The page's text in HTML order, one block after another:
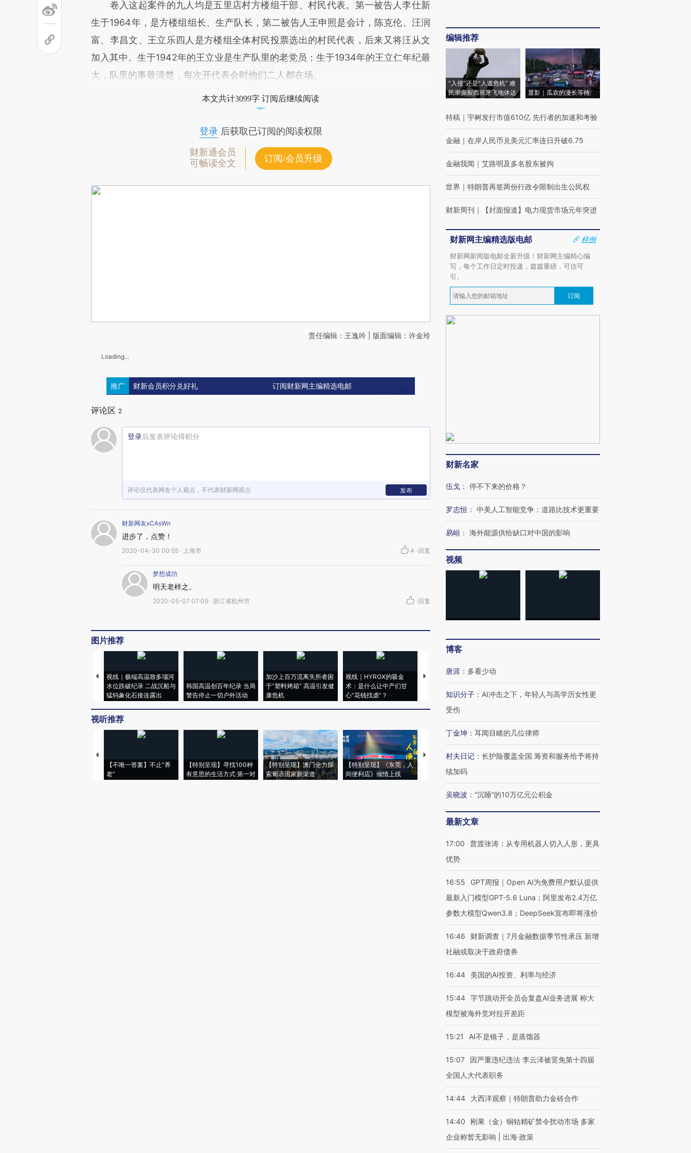
卷入这起案件的九人均是五里店村方楼组干部、村民代表。第一被告人李仕新
生于1964年，是方楼组组长、生产队长，第二被告人王申照是会计，陈克伦、汪润
富、李昌文、王立乐四人是方楼组全体村民投票选出的村民代表，后来又将汪从文
加入其中。生于1942年的王立业是生产队里的老党员；生于1934年的王立仁年纪最
大，队里的事最清楚，每次开代表会时他们二人都在场。
本文共计3099字 订阅后继续阅读
登录后获取已订阅的阅读权限
财新通会员
可畅读全文
订阅/会员升级
责任编辑：王逸吟 | 版面编辑：许金玲
Loading...
推广 财新会员积分兑好礼 订阅财新网主编精选电邮
评论区 2
登录后发表评论得积分
评论仅代表网友个人观点，不代表财新网观点 发布
财新网友xCAsWn
进步了，点赞！
2020-04-30 00:55 · 上海市 4 · 回复
梦想成功
明天老样之。
2020-05-07 07:09 · 浙江省杭州市 · 回复
图片推荐
视线｜极端高温致多瑙河
水位跌破纪录 二战沉船与
猛犸象化石接连露出
韩国高温创百年纪录 当局
警告停止一切户外活动
加沙上百万流离失所者困
于“塑料烤箱” 高温引发健
康危机
视线｜HYROX的吸金
术：是什么让中产们甘
心“花钱找虐”？
马航飞行员跨国走私7万
育部长拱下台
飞地休达
视听推荐
【不唯一答案】不止“养
老”
【特别呈现】寻找100种
有意思的生活方式·第一对
【特别呈现】澳门全力探
索葡语国家新渠道
【特别呈现】《东莞，人
间便利店》倾情上线
【推广】走进第四届链博
【商旅对话】华住集团
编辑推荐
“入侵”还是“人道危机” 难
民潮撕裂西班牙飞地休达
显影｜瓜农的漫长等待
特稿 ｜ 宇树发行市值610亿 先行者的加速和考验
金融 ｜ 在岸人民币兑美元汇率连日升破6.75
金融我闻 ｜ 艾路明及多名股东被拘
世界 ｜ 特朗普再签两份行政令限制出生公民权
财新周刊 ｜ 【封面报道】电力现货市场元年突进
财新网主编精选版电邮
样例
财新网新闻版电邮全新升级！财新网主编精心编
写，每个工作日定时投递，篇篇重磅，可信可
引。
订阅
财新名家
伍戈 ： 停不下来的价格？
罗志恒 ： 中美人工智能竞争：道路比技术更重要
易峘 ： 海外能源供给缺口对中国的影响
视频
博客
唐涯 ： 多看少动
知识分子 ： AI冲击之下，年轻人与高学历女性更
受伤
丁金坤 ： 耳闻目睹的几位律师
村夫日记 ： 长护险覆盖全国 筹资和服务给予将持
续加码
吴晓波 ： “沉睡”的10万亿元公积金
最新文章
17:00
普渡张涛：从专用机器人切入人形，更具
优势
16:55
GPT周报｜Open AI为免费用户默认提供
最新入门模型GPT-5.6 Luna；阿里发布2.4万亿
参数大模型Qwen3.8；DeepSeek宣布即将涨价
16:46
财新调查｜7月金融数据季节性承压 新增
社融或取决于政府债券
16:44 美国的AI投资、利率与经济
15:44 字节跳动开全员会复盘AI业务进展 称大
模型被海外竞对拉开差距
15:21 AI不是镜子，是蒸馏器
15:07
因严重违纪违法 李云泽被罢免第十四届
全国人大代表职务
14:44 大西洋观察｜特朗普助力金砖合作
14:40
刚果（金）铜钴精矿禁令扰动市场 多家
企业称暂无影响 | 出海·政策